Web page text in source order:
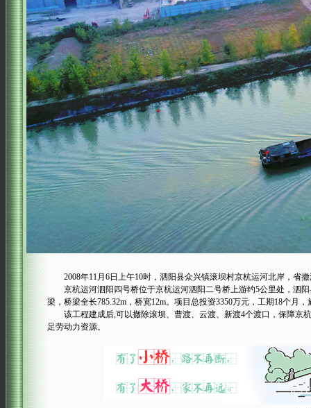
2008年11月6日上午10时，泗阳县众兴镇滚坝村京杭运河北岸，省
京杭运河泗阳四号桥位于京杭运河泗阳二号桥上游约5公里处，泗阳
梁，桥梁全长785.32m，桥宽12m。项目总投资3350万元，工期18个月
该工程建成后,可以撤除滚坝、曹渡、云渡、新渡4个渡口，保障京
足劳动力资源。